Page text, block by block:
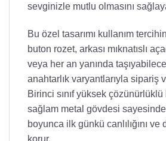
sevginizle mutlu olmasını
Bu özel tasarımı kullanım
buton rozet, arkası mıknatıslı
veya her an yanında
anahtarlık varyantlarıyla sipariş
Birinci sınıf yüksek
sağlam metal gövdesi
boyunca ilk günkü canlılığını ve
korur.